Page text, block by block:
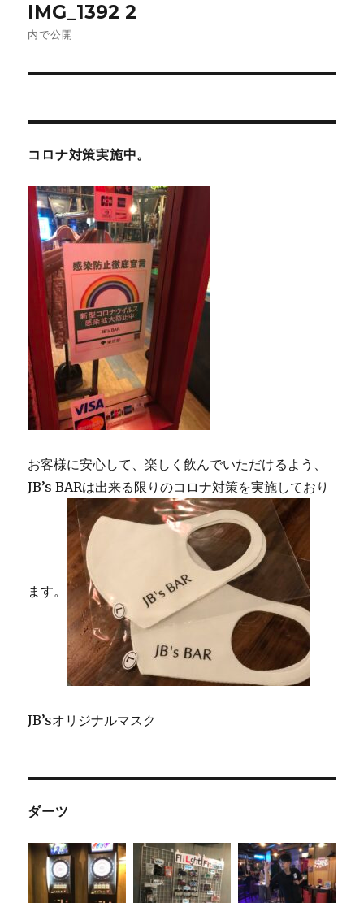
稿
ゲ
ー
シ
ョ
ン
IMG_1392 2
内で公開
コロナ対策実施中。
お客様に安心して、楽しく飲んでいただけるよう、
JB’s BARは出来る限りのコロナ対策を実施しており
ます。
JB’sオリジナルマスク
ダーツ